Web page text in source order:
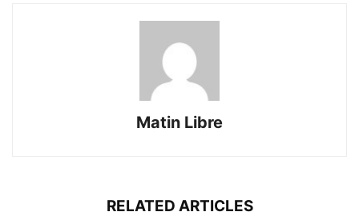
Matin Libre
RELATED ARTICLES